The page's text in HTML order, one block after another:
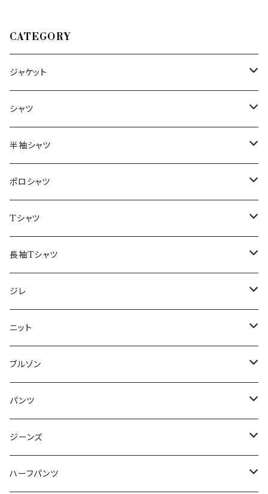
CATEGORY
ジャケット
～44/S
46/M
48/L
50/XL～
シャツ
～44/S
46/M
48/L
50/XL～
半袖シャツ
～44/S
46/M
48/L
50/XL～
ポロシャツ
～44/S
46/M
48/L
50/XL～
Tシャツ
～44/S
46/M
48/L
50/XL～
長袖Tシャツ
～44/S
46/M
48/L
50/XL～
ジレ
～44/S
46/M
48/L
50/XL～
ニット
～44/S
46/M
48/L
50/XL～
ブルゾン
～44/S
46/M
48/L
パンツ
～44/S
46/M
ジーンズ
～44/S
ハーフパンツ